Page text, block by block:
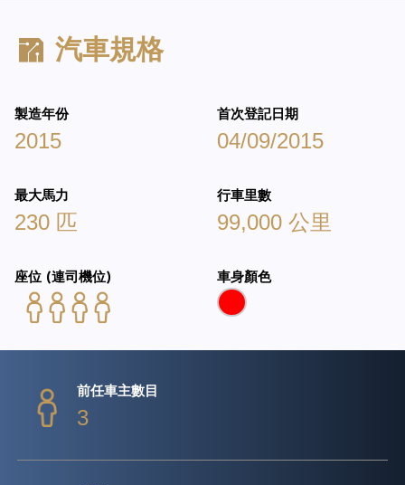
汽車規格
製造年份
2015
首次登記日期
04/09/2015
最大馬力
230 匹
行車里數
99,000 公里
座位 (連司機位) 車身顏色
前任車主數目
3